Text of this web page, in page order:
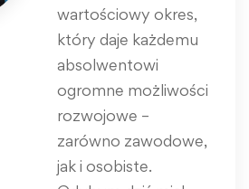
wartościowy okres,
który daje każdemu
absolwentowi
ogromne możliwości
rozwojowe –
zarówno zawodowe,
jak i osobiste.